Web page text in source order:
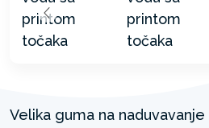
Velika guma na